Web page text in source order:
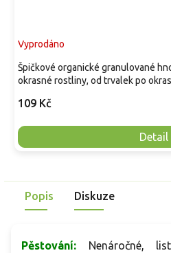
Vyprodáno
109 Kč
Detail
Špičkové organické granulované
okrasné rostliny, od trvalek po
Popis Diskuze
Pěstování: Nenáročné,